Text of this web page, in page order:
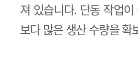
져 있습니다. 단동 작업
보다 많은 생산 수량을 확